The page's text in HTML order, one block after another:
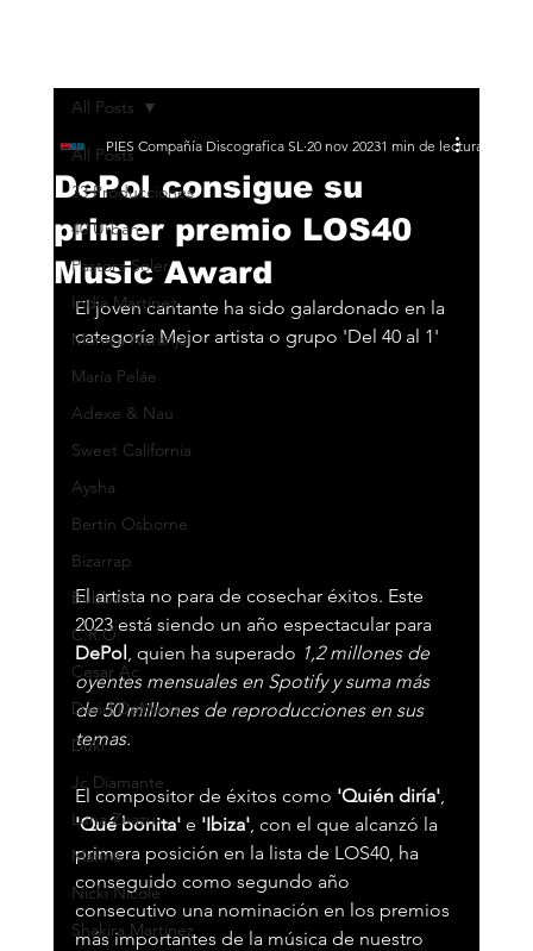
All Posts
33 Producciones
40 Urban
Pastora Soler
India Martínez
Monica Naranjo
María Peláe
Adexe & Nau
Sweet California
Aysha
Bertín Osborne
Bizarrap
Bubba J
C.R.O.
Cesar Ac
David DeMaría
Duki
Jc Diamante
Luna Zuazu
Marina
Nicki Nicole
Shakira Martínez
All Posts
DePol consigue su
primer premio LOS40
Music Award
PIES Compañía Discografica SL 20 nov 20231 min de lectura
El joven cantante ha sido galardonado en la
categoría Mejor artista o grupo 'Del 40 al 1'
El artista no para de cosechar éxitos. Este
2023 está siendo un año espectacular para
DePol, quien ha superado 1,2 millones de
oyentes mensuales en Spotify y suma más
de 50 millones de reproducciones en sus
temas.
El compositor de éxitos como 'Quién diría',
'Qué bonita' e 'Ibiza', con el que alcanzó la
primera posición en la lista de LOS40, ha
conseguido como segundo año
consecutivo una nominación en los premios
más importantes de la música de nuestro